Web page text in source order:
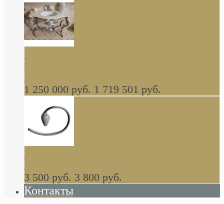
стиле барокко, из массива дерева, светло
коричневый матовый окрас + серебро
1 250 000 руб. 1 719 501 руб.
Khala Colombo аксессуары (серия) В
НАЛИЧИИ
3 500 руб. 3 800 руб.
Контакты